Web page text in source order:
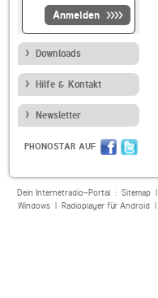
Anmelden
Downloads
Hilfe & Kontakt
Newsletter
PHONOSTAR AUF
Dein Internetradio-Portal : Sitemap|
Windows| Radioplayer für Android|